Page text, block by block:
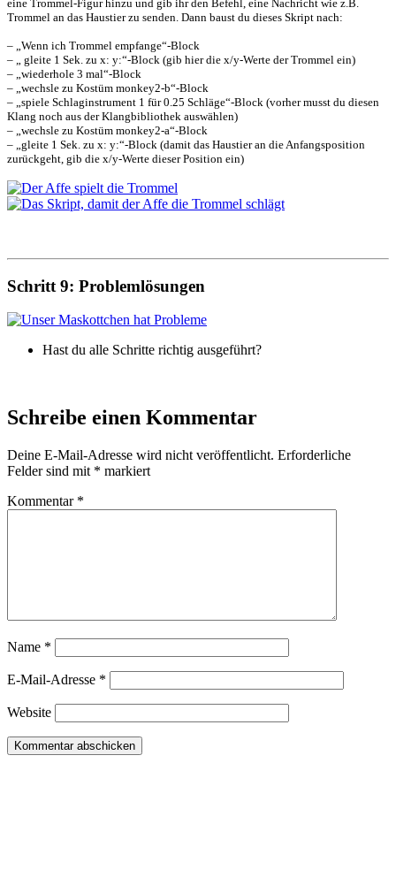
eine Trommel-Figur hinzu und gib ihr den Befehl, eine Nachricht wie z.B.
Trommel an das Haustier zu senden. Dann baust du dieses Skript nach:
– „Wenn ich Trommel empfange“-Block
– „ gleite 1 Sek. zu x: y:“-Block (gib hier die x/y-Werte der Trommel ein)
– „wiederhole 3 mal“-Block
– „wechsle zu Kostüm monkey2-b“-Block
– „spiele Schlaginstrument 1 für 0.25 Schläge“-Block (vorher musst du diesen
Klang noch aus der Klangbibliothek auswählen)
– „wechsle zu Kostüm monkey2-a“-Block
– „gleite 1 Sek. zu x: y:“-Block (damit das Haustier an die Anfangsposition
zurückgeht, gib die x/y-Werte dieser Position ein)
Schritt 9: Problemlösungen
Hast du alle Schritte richtig ausgeführt?
Schreibe einen Kommentar
Deine E-Mail-Adresse wird nicht veröffentlicht. Erforderliche
Felder sind mit * markiert
Kommentar *
Name *
E-Mail-Adresse *
Website